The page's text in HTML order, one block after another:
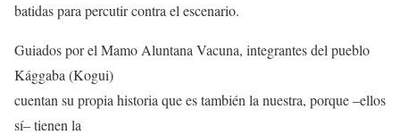
batidas para percutir contra el escenario.
Guiados por el Mamo Aluntana Vacuna, integrantes del pueblo
Kággaba (Kogui)
cuentan su propia historia que es también la nuestra, porque –ellos
sí– tienen la